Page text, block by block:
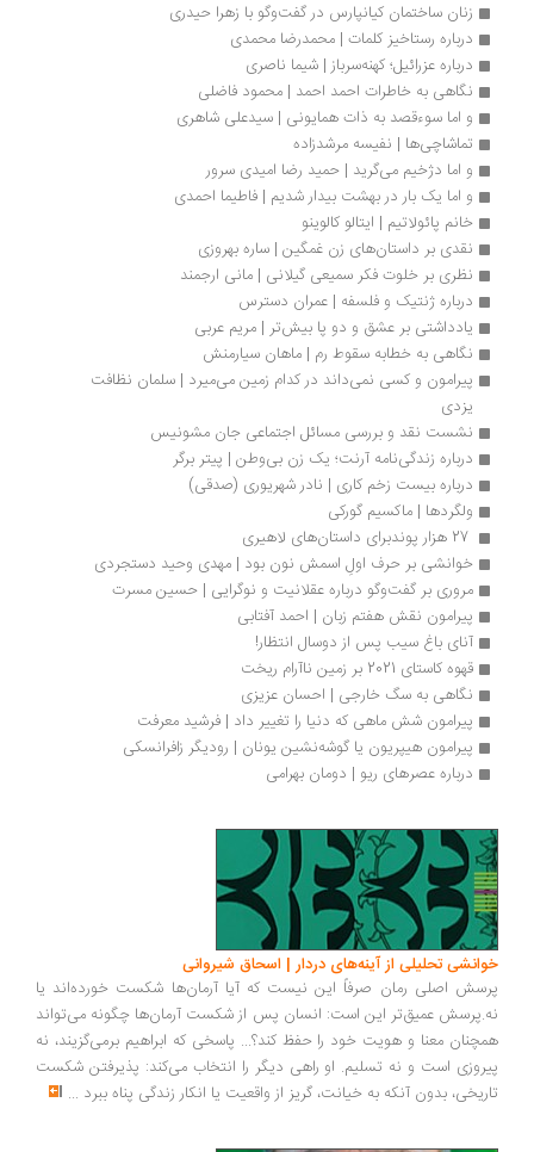
زنان ساختمان کیانپارس در گفت‌وگو با زهرا حیدری
درباره رستاخیز کلمات | محمدرضا محمدی
درباره عزرائیل؛ کهنه‌سرباز | شیما ناصری
نگاهی به خاطرات احمد احمد | محمود فاضلی
و اما سوءقصد به ذات همایونی | سیدعلی شاهری
تماشاچی‌ها | نفیسه مرشدزاده
و اما دژخیم می‌گرید | حمید رضا امیدی سرور
و اما یک بار در بهشت بیدار شدیم | فاطیما احمدی
خانم پائولاتیم | ایتالو کالوینو
نقدی بر داستان‌های زن غمگین | ساره بهروزی
نظری بر خلوت فکر سمیعی گیلانی | مانی ارجمند
درباره ژنتیک و فلسفه | عمران دسترس
یادداشتی بر عشق و دو پا بیش‌تر | مریم عربی
نگاهی به خطابه سقوط رم | ماهان سیارمنش
پیرامون و کسی نمی‌داند در کدام زمین می‌میرد | سلمان نظافت
نشست نقد و بررسی مسائل اجتماعی جان مشونیس
درباره زندگی‌نامه آرنت؛ یک زن بی‌وطن | پیتر برگر
درباره بیست زخم کاری | نادر شهریوری (صدقی)
ولگردها | ماکسیم گورکی
خوانشی بر حرف اولِ اسمش نون بود | مهدی وحید دستجردی
مروری بر گفت‌وگو درباره عقلانیت و نوگرایی | حسین مسرت
پیرامون نقش هفتم زبان | احمد آفتابی
آنای باغ سیب پس از دوسال انتظار!
قهوه کاستای 2021 بر زمین ناآرام ریخت
نگاهی به سگ خارجی | احسان عزیزی
پیرامون شش ماهی که دنیا را تغییر داد | فرشید معرفت
پیرامون هیپریون یا گوشه‌نشین یونان | رودیگر زافرانسکی
درباره عصرهای ریو | دومان بهرامی
تحلیلی از آینه‌های دردار | اسحاق شیروانی
اصلی رمان صرفاً این نیست که آیا آرمان‌ها شکست خورده‌اند یا
عمیق‌تر این است: انسان پس از شکست آرمان‌ها چگونه می‌تواند
معنا و هویت خود را حفظ کند؟... پاسخی که ابراهیم برمی‌گزیند، نه
است و نه تسلیم. او راهی دیگر را انتخاب می‌کند: پذیرفتن شکست
بدون آنکه به خیانت، گریز از واقعیت یا انکار زندگی پناه ببرد...